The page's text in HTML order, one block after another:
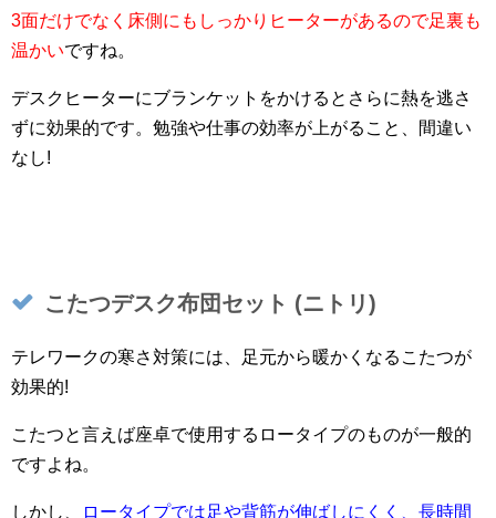
3面だけでなく床側にもしっかりヒーターがあるので足裏も
温かいですね。
デスクヒーターにブランケットをかけるとさらに熱を逃さ
ずに効果的です。勉強や仕事の効率が上がること、間違い
なし!
こたつデスク布団セット (ニトリ)
テレワークの寒さ対策には、足元から暖かくなるこたつが
効果的!
こたつと言えば座卓で使用するロータイプのものが一般的
ですよね。
しかし、
ロータイプでは足や背筋が伸ばしにくく、長時間